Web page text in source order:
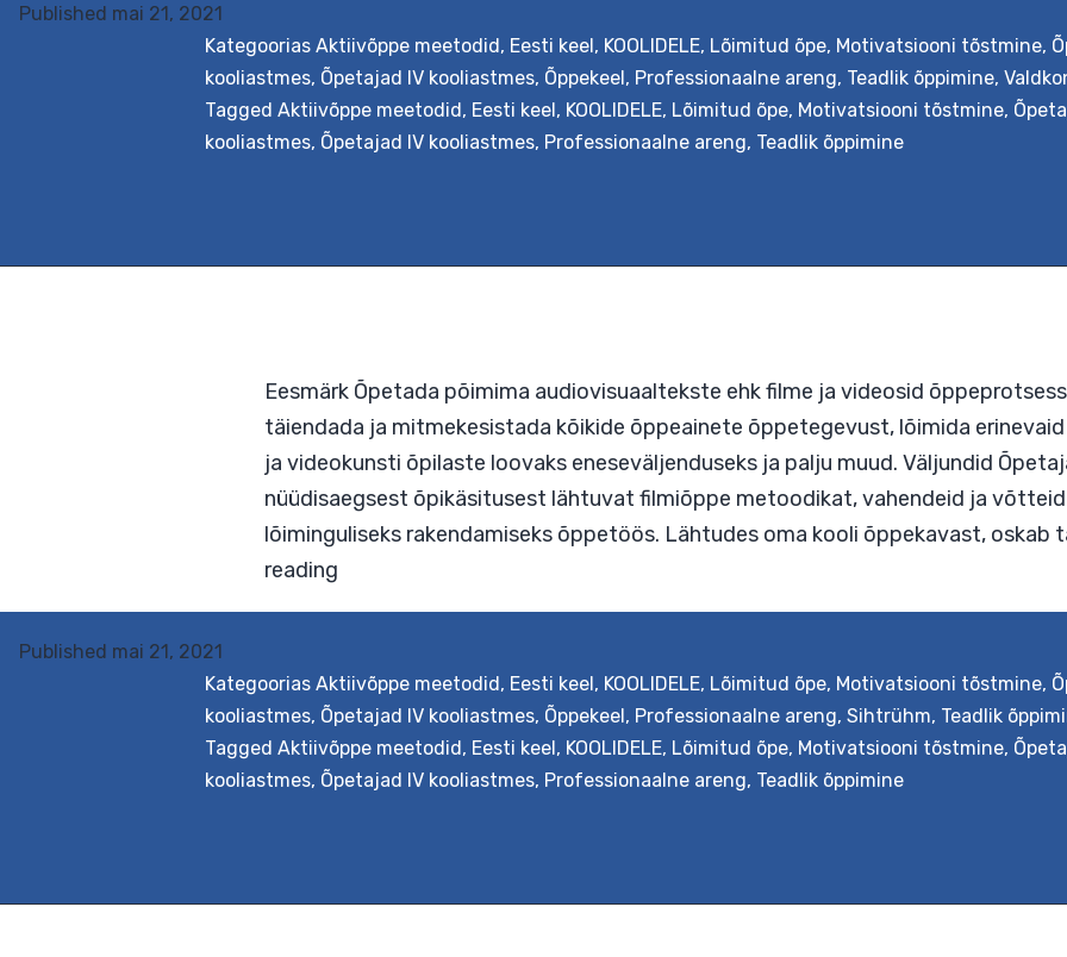
Väljundid Kolmepäevase koolituse läbinud õpetaja õpib analüüsima
aineõppes,…Continue readingMänguline
õpe
vanematele
ja
Published mai 21, 2021
Kategoorias Aktiivõppe meetodid, Eesti keel, KOOLIDELE, Lõimitud õpe, Motivatsiooni tõstmine,
kooliastmes, Õpetajad IV kooliastmes, Õppekeel, Professionaalne areng, Teadlik õppimine,
Tagged Aktiivõppe meetodid, Eesti keel, KOOLIDELE, Lõimitud õpe, Motivatsiooni tõstmine,
kooliastmes, Õpetajad IV kooliastmes, Professionaalne areng, Teadlik õppimine
Eesmärk Õpetada põimima audiovisuaaltekste ehk filme ja videosid
nüüdisaegsest õpikäsitusest lähtuvat filmiõppe metoodikat,
lõiminguliseks rakendamiseks õppetöös. Lähtudes oma kooli
readingFilmiõpe
sotsiaalainetes
Published mai 21, 2021
Kategoorias Aktiivõppe meetodid, Eesti keel, KOOLIDELE, Lõimitud õpe, Motivatsiooni tõstmine,
kooliastmes, Õpetajad IV kooliastmes, Õppekeel, Professionaalne areng, Sihtrühm, Teadlik
Tagged Aktiivõppe meetodid, Eesti keel, KOOLIDELE, Lõimitud õpe, Motivatsiooni tõstmine,
kooliastmes, Õpetajad IV kooliastmes, Professionaalne areng, Teadlik õppimine